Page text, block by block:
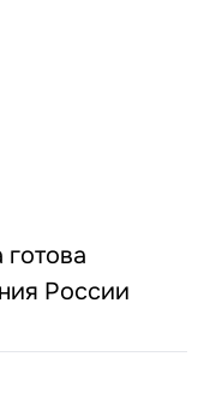
России